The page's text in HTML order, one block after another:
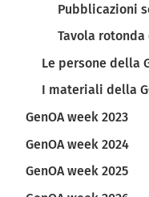
Pubblicazioni
Tavola rotonda
Le persone della
I materiali della
GenOA week 2023
GenOA week 2024
GenOA week 2025